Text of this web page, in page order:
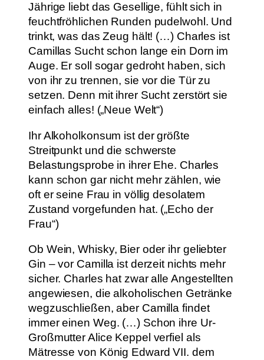
Jährige liebt das Gesellige, fühlt sich in
feuchtfröhlichen Runden pudelwohl. Und
trinkt, was das Zeug hält! (…) Charles ist
Camillas Sucht schon lange ein Dorn im
Auge. Er soll sogar gedroht haben, sich
von ihr zu trennen, sie vor die Tür zu
setzen. Denn mit ihrer Sucht zerstört sie
einfach alles! („Neue Welt“)
Ihr Alkoholkonsum ist der größte
Streitpunkt und die schwerste
Belastungsprobe in ihrer Ehe. Charles
kann schon gar nicht mehr zählen, wie
oft er seine Frau in völlig desolatem
Zustand vorgefunden hat. („Echo der
Frau“)
Ob Wein, Whisky, Bier oder ihr geliebter
Gin – vor Camilla ist derzeit nichts mehr
sicher. Charles hat zwar alle Angestellten
angewiesen, die alkoholischen Getränke
wegzuschließen, aber Camilla findet
immer einen Weg. (…) Schon ihre Ur-
Großmutter Alice Keppel verfiel als
Mätresse von König Edward VII. dem